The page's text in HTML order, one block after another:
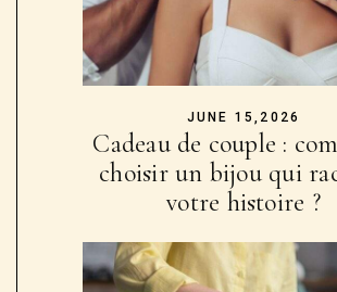
JUNE 15,2026
Cadeau de couple :
choisir un bijou qui
votre histoire ?